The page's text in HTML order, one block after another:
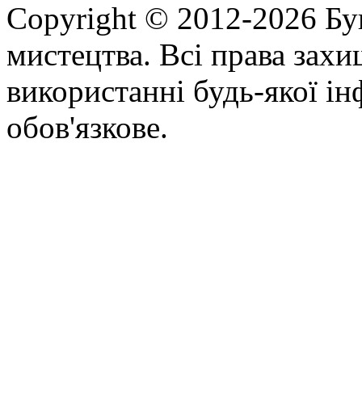
Copyright © 2012-2026
мистецтва. Всі права
використанні будь-якої
обов'язкове.